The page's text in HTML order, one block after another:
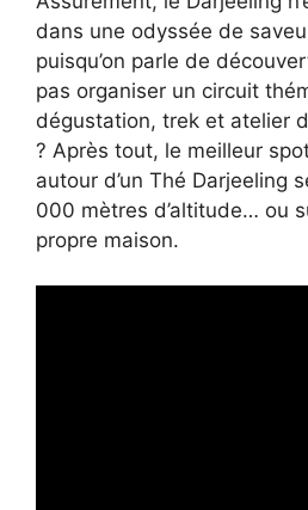
dans une odyssée de
puisqu’on parle de
pas organiser un circuit
dégustation, trek et atelier
? Après tout, le meilleur
autour d’un Thé Darjeeling
000 mètres d’altitude… ou
propre maison.